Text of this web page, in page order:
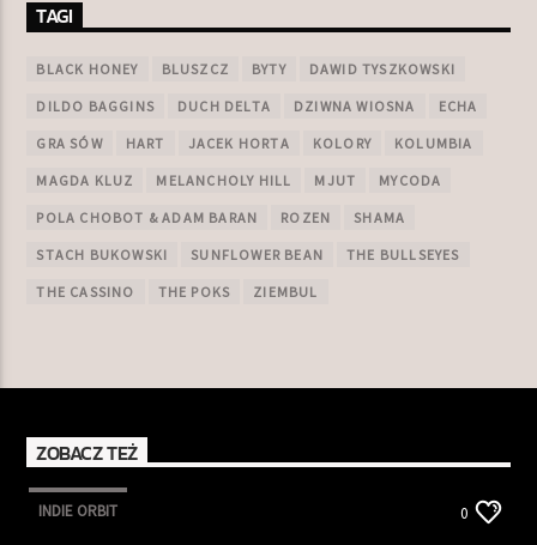
TAGI
BLACK HONEY BLUSZCZ BYTY DAWID TYSZKOWSKI
DILDO BAGGINS DUCH DELTA DZIWNA WIOSNA ECHA
GRA SÓW HART JACEK HORTA KOLORY KOLUMBIA
MAGDA KLUZ MELANCHOLY HILL MJUT MYCODA
POLA CHOBOT & ADAM BARAN ROZEN SHAMA
STACH BUKOWSKI SUNFLOWER BEAN THE BULLSEYES
THE CASSINO THE POKS ZIEMBUL
ZOBACZ TEŻ
INDIE ORBIT 0